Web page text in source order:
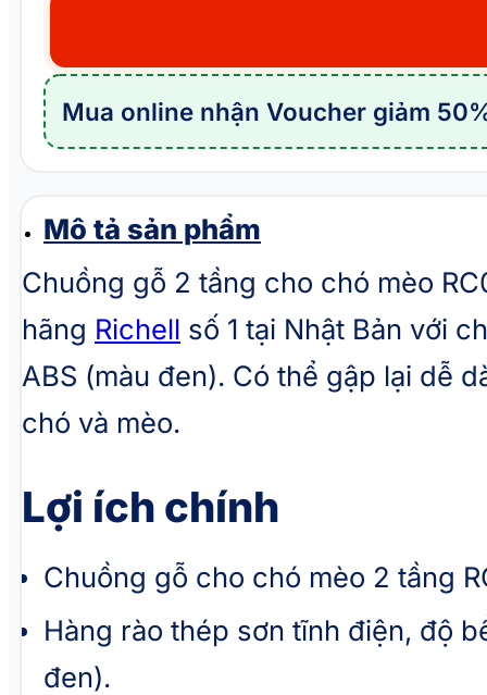
Mô tả sản phẩm
Chuồng gỗ 2 tầng cho chó mèo
hãng Richell số 1 tại Nhật Bản với
ABS (màu đen). Có thể gập lại dễ
chó và mèo.
Lợi ích chính
Chuồng gỗ cho chó mèo 2 tầng
Hàng rào thép sơn tĩnh điện, độ
đen).
chó
mèo
2
RC09
lượng
Mua online nhận Voucher giảm